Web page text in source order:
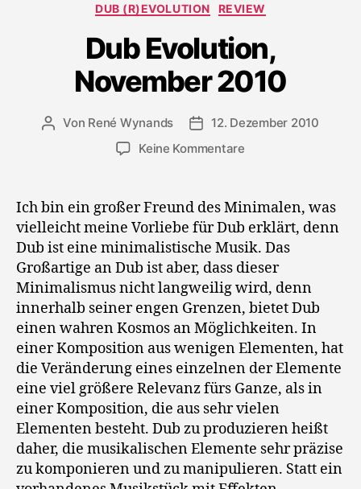
Kategorien
DUB (R)EVOLUTION REVIEW
Dub Evolution,
November 2010
Beitragsautor
Von René Wynands Veröffentlichungsdatum
12. Dezember 2010
Keine Kommentarezu
November
2010
Ich bin ein großer Freund des Minimalen, was
vielleicht meine Vorliebe für Dub erklärt, denn
Dub ist eine minimalistische Musik. Das
Großartige an Dub ist aber, dass dieser
Minimalismus nicht langweilig wird, denn
innerhalb seiner engen Grenzen, bietet Dub
einen wahren Kosmos an Möglichkeiten. In
einer Komposition aus wenigen Elementen, hat
die Veränderung eines einzelnen der Elemente
eine viel größere Relevanz fürs Ganze, als in
einer Komposition, die aus sehr vielen
Elementen besteht. Dub zu produzieren heißt
daher, die musikalischen Elemente sehr präzise
zu komponieren und zu manipulieren. Statt ein